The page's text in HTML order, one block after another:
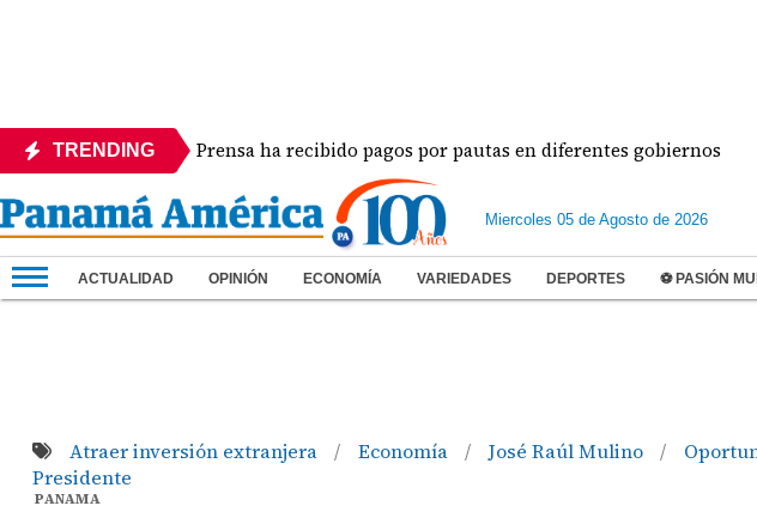
TRENDINGLa Prensa ha recibido pagos por pautas en diferentes gobiernos
Miercoles 05 de Agosto de 2026
ACTUALIDAD OPINIÓN ECONOMÍA VARIEDADES DEPORTES ⚽ PASIÓN
Atraer inversión extranjera / Economía / José Raúl Mulino /
Presidente
PANAMA